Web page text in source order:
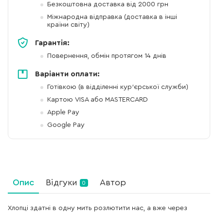
Безкоштовна доставка від 2000 грн
Міжнародна відправка (доставка в інші
країни світу)
Гарантія:
Повернення, обмін протягом 14 днів
Варіанти оплати:
Готівкою (в відділенні кур'єрської служби)
Картою VISA або MASTERCARD
Apple Pay
Google Pay
Опис Відгуки 0 Автор
Хлопці здатні в одну мить розлютити нас, а вже через